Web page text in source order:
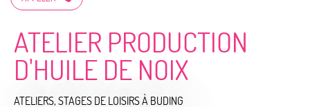
ATELIER PRODUCTION
D'HUILE DE NOIX
ATELIERS, STAGES DE LOISIRSÀ BUDING